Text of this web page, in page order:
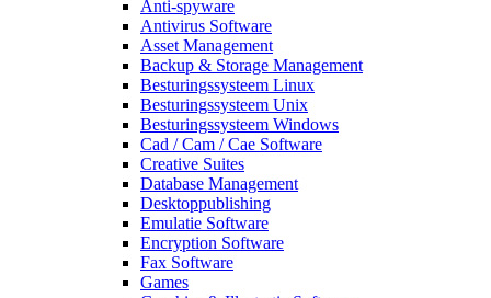
Anti-spyware
Antivirus Software
Asset Management
Backup & Storage Management
Besturingssysteem Linux
Besturingssysteem Unix
Besturingssysteem Windows
Cad / Cam / Cae Software
Creative Suites
Database Management
Desktoppublishing
Emulatie Software
Encryption Software
Fax Software
Games